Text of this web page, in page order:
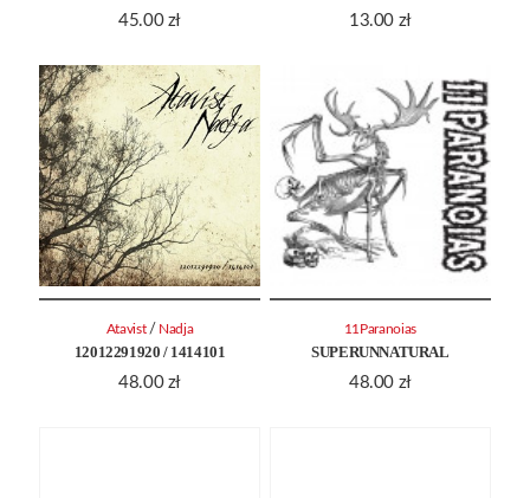
45.00 zł
13.00 zł
12012291920 / 1414101
48.00 zł
Atavist / Nadja
SUPERUNNATURAL
48.00 zł
11Paranoias